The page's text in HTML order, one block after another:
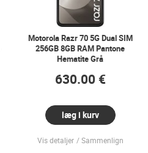
Motorola Razr 70 5G Dual SIM
256GB 8GB RAM Pantone
Hematite Grå
630.00 €
læg i kurv
Vis detaljer Sammenlign